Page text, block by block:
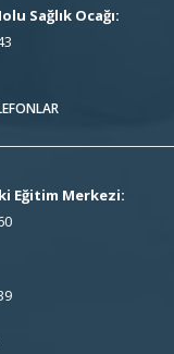
Sağlık Ocağı:
Eğitim Merkezi: